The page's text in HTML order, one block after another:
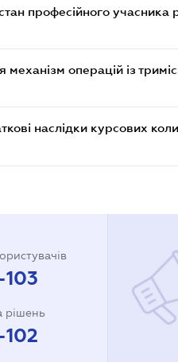
професійного учасника
механізм операцій із
наслідки курсових
рішень